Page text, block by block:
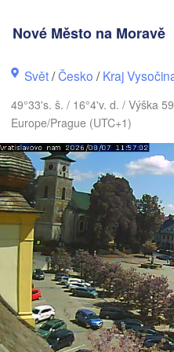
Nové Město na Moravě
Svět/Česko /Kraj
49°33's. š. / 16°4'v. d. / Výška
Europe/Prague (UTC+1)
Berlin
Praha
Leipzig
Dresden
Rostock
Zielona
Szczecin
ČESKO
Nové